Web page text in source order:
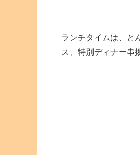
ランチタイムは、と
ス、特別ディナー串